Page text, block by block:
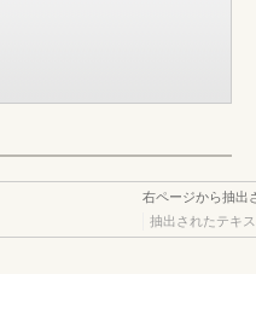
右ページから抽出
抽出されたテキ